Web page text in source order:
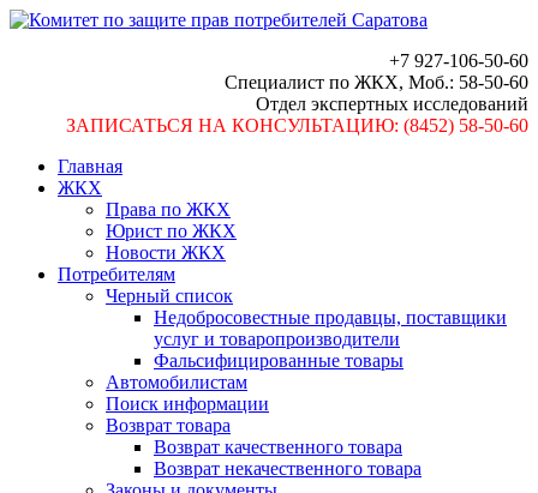
+7 927-106-50-60
Специалист по ЖКХ, Моб.: 58-50-60
Отдел экспертных исследований
ЗАПИСАТЬСЯ НА КОНСУЛЬТАЦИЮ: (8452) 58-50-60
Главная
ЖКХ
Права по ЖКХ
Юрист по ЖКХ
Новости ЖКХ
Потребителям
Черный список
Недобросовестные продавцы, поставщики
услуг и товаропроизводители
Фальсифицированные товары
Автомобилистам
Поиск информации
Возврат товара
Возврат качественного товара
Возврат некачественного товара